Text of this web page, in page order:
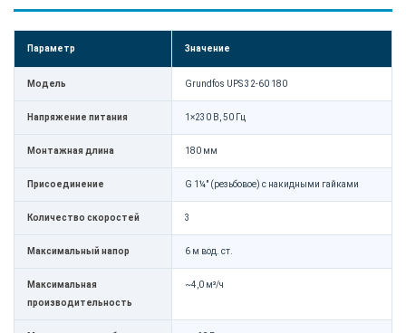
Параметр Значение
Модель Grundfos UPS 32-60 180
Напряжение питания 1×230 В, 50 Гц
Монтажная длина 180 мм
Присоединение G 1¼" (резьбовое) с накидными гайками
Количество скоростей 3
Максимальный напор 6 м вод. ст.
Максимальная
производительность
~4,0 м³/ч